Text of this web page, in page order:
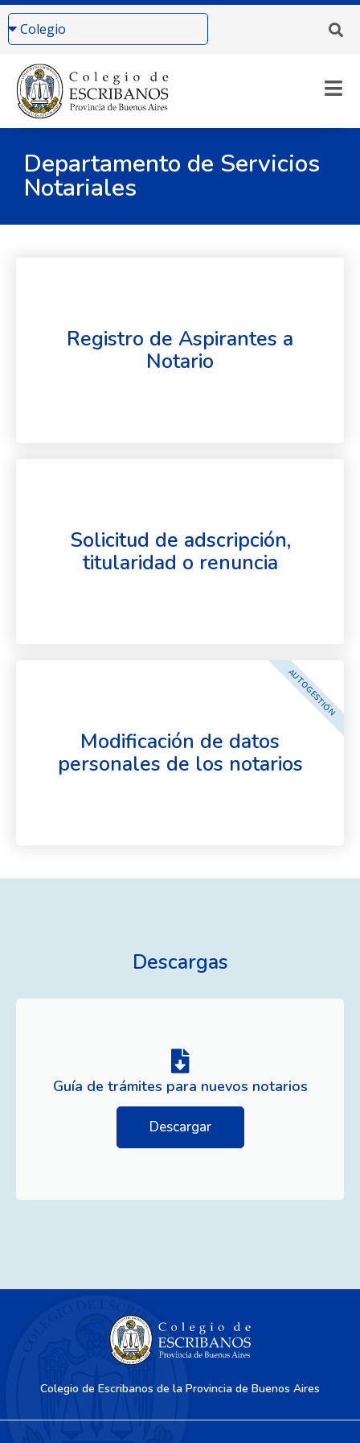
Departamento de Servicios
Notariales
Registro de Aspirantes a
Notario
Solicitud de adscripción,
titularidad o renuncia
Modificación de datos
personales de los notarios
AUTOGESTIÓN
Descargas
Guía de trámites para nuevos notarios
Descargar
Colegio de Escribanos de la Provincia de Buenos Aires